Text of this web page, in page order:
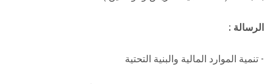
الرسالة :
- تنمية الموارد المالية والبنية التحتية